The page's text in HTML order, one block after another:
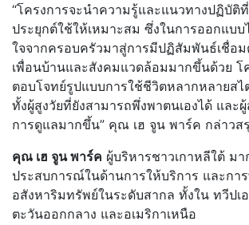
“โครงการจะนำความรู้และแนวทางปฏิบัติ
ประยุกต์ใช้ให้เหมาะสม ซึ่งในการออกแบ
ใจจากครอบครัวมาสู่การมีปฏิสัมพันธ์เชื่อ
เพื่อนบ้านและสังคมแวดล้อมมากขึ้นด้วย โค
ตอบโจทย์รูปแบบการใช้ชีวิตหลากหลายสไ
ทั้งผู้สูงวัยที่ยังสามารถพึ่งพาตนเองได้ และ
การดูแลมากขึ้น” คุณ เฮ จูน พาร์ค กล่าวส
คุณ เฮ จูน พาร์ค ผู้บริหารชาวเกาหลีใต้ มา
ประสบการณ์ในด้านการให้บริการ และกา
อสังหาริมทรัพย์ในระดับสากล ทั้งใน ทวีปเ
ตะวันออกกลาง และอเมริกาเหนือ